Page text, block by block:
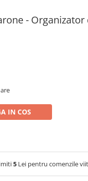
- Organizator
IN COS
5 Lei pentru comenzile